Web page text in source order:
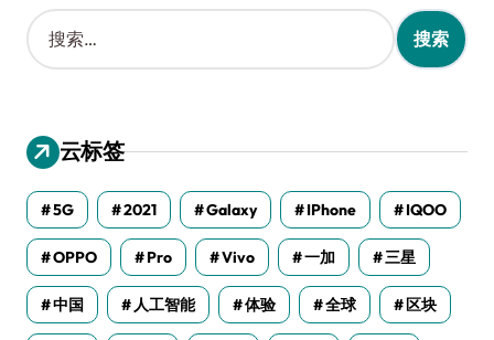
搜
索
：
云标签
5G 2021 Galaxy IPhone IQOO
OPPO Pro Vivo 一加 三星
中国 人工智能 体验 全球 区块